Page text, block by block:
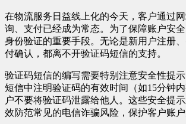
在物流服务日益线上化的今天，客户通过
询、支付已经成为常态。为了保障账户安
身份验证的重要手段。无论是新用户注册
付确认，都离不开验证码短信的支持。
验证码短信的编写需要特别注意安全性提
短信中注明验证码的有效时间（如15分钟
户不要将验证码泄露给他人。这些安全提
效防范常见的电信诈骗风险，保护客户账户